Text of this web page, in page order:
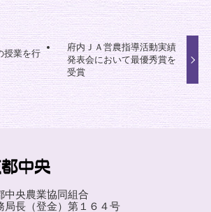
授業を行
府内ＪＡ営農指導活動実績
発表会において最優秀賞を
受賞
央農業協同組合
長（登金）第１６４号